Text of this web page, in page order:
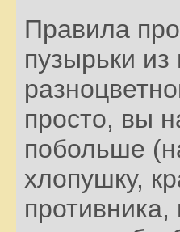
Правила
пузырьки
просто, вы
побольше
хлопушку,